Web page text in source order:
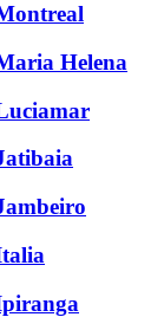
Helena